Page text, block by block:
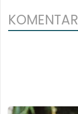
KOMENTAR